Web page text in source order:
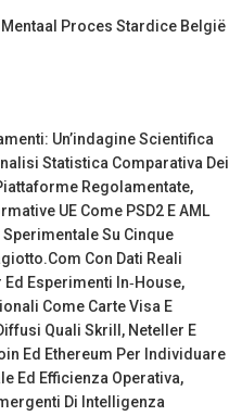
Proces Stardice België
Un’indagine Scientifica
Statistica Comparativa Dei
Regolamentate,
UE Come PSD2 E AML
Su Cinque
Con Dati Reali
Esperimenti In‑house,
Come Carte Visa E
Quali Skrill, Neteller E
Ed Ethereum Per Individuare
Ed Efficienza Operativa,
Di Intelligenza